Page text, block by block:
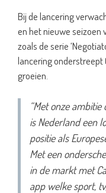
Bij de lancering
en het nieuwe seizoen
zoals de serie
lancering onderstreept
groeien.
“Met onze
is Nederland een
positie als
Met een
in de markt met
app welke sport,